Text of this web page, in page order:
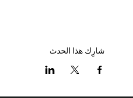
شارِك هذا الحدث